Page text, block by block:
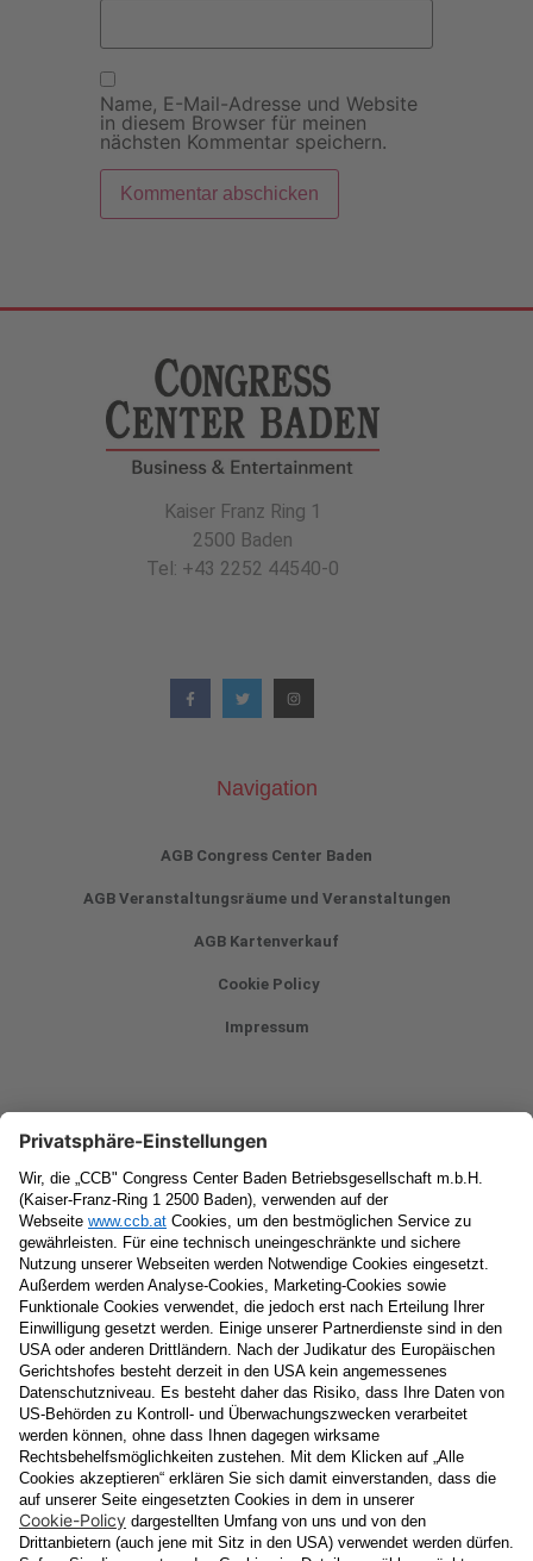
Name, E-Mail-Adresse und Website
in diesem Browser für meinen
nächsten Kommentar speichern.
Kaiser Franz Ring 1
2500 Baden
Tel: +43 2252 44540-0
Navigation
AGB Congress Center Baden
AGB Veranstaltungsräume und Veranstaltungen
AGB Kartenverkauf
Cookie Policy
Impressum
Newsletter
Vorname
Nachname
E-Mail
Datenschutzerklärung
Ja , ich erlaube, dass meine personenbezogenen Daten, nämlich
Name undE-Mail-Adressefür personalisierte Zusendungen per E-
Mail, die Informationen über Events und das
Veranstaltungsprogramm vom Congress Center Baden
enthalten, von der "CCB" Congress Center Baden
Betriebsgesellschaft m.b.H. verarbeitet werden.